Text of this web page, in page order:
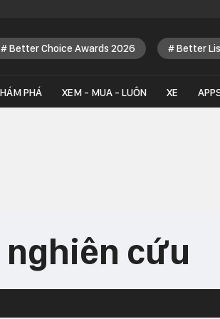
Better Choice Awards 2026 Better
PHÁ XEM - MUA - LUÔN XE
nghiên cứu